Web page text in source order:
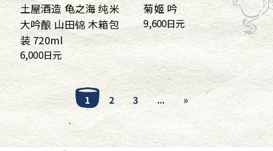
土屋酒造 龟之海 纯米
大吟酿 山田锦 木箱包
装 720ml
6,000日元
菊姬 吟
9,600日元
1 2 3 ... »